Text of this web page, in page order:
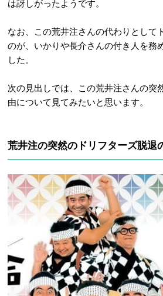
は訝しがったようです。
なお、この荒井注さんの代わりとして
のが、いかりや長介さんの付き人を務
した。
次の見出しでは、この荒井注さんの突
由について見てみたいと思います。
荒井注の突然のドリフターズ脱退